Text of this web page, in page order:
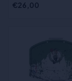
€26,00